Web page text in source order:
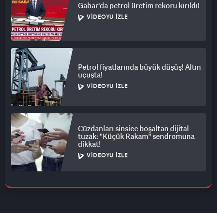
Gabar'da petrol üretim rekoru kırıldı!
VIDEOYU İZLE
Petrol fiyatlarında büyük düşüş! Altın
uçuşta!
VIDEOYU İZLE
Cüzdanları sinsice boşaltan dijital
tuzak: "Küçük Rakam" sendromuna
dikkat!
VIDEOYU İZLE